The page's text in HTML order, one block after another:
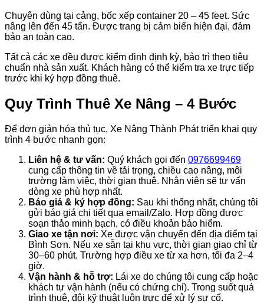
Chuyên dùng tại cảng, bốc xếp container 20 – 45 feet. Sức
nâng lên đến 45 tấn. Được trang bị cảm biến hiện đại, đảm
bảo an toàn cao.
Tất cả các xe đều được kiểm định định kỳ, bảo trì theo tiêu
chuẩn nhà sản xuất. Khách hàng có thể kiểm tra xe trực tiếp
trước khi ký hợp đồng thuê.
Quy Trình Thuê Xe Nâng – 4 Bước
Để đơn giản hóa thủ tục, Xe Nâng Thành Phát triển khai quy
trình 4 bước nhanh gọn:
Liên hệ & tư vấn: Quý khách gọi đến 0976699469
cung cấp thông tin về tải trọng, chiều cao nâng, môi
trường làm việc, thời gian thuê. Nhân viên sẽ tư vấn
dòng xe phù hợp nhất.
Báo giá & ký hợp đồng: Sau khi thống nhất, chúng tôi
gửi báo giá chi tiết qua email/Zalo. Hợp đồng được
soạn thảo minh bạch, có điều khoản bảo hiểm.
Giao xe tận nơi: Xe được vận chuyển đến địa điểm tại
Bình Sơn. Nếu xe sẵn tại khu vực, thời gian giao chỉ từ
30–60 phút. Trường hợp điều xe từ xa hơn, tối đa 2–4
giờ.
Vận hành & hỗ trợ: Lái xe do chúng tôi cung cấp hoặc
khách tự vận hành (nếu có chứng chỉ). Trong suốt quá
trình thuê, đội kỹ thuật luôn trực để xử lý sự cố.